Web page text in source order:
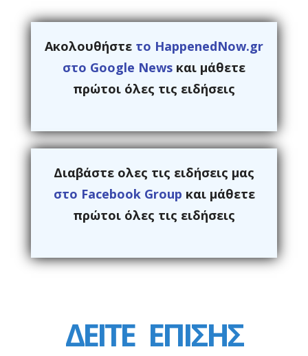
Ακολουθήστε το HappenedNow.gr
στο Google News και μάθετε
πρώτοι όλες τις ειδήσεις
Διαβάστε ολες τις ειδήσεις μας
στο Facebook Group και μάθετε
πρώτοι όλες τις ειδήσεις
ΔΕΙΤΕ ΕΠΙΣΗΣ